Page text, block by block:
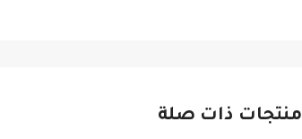
منتجات ذات صلة